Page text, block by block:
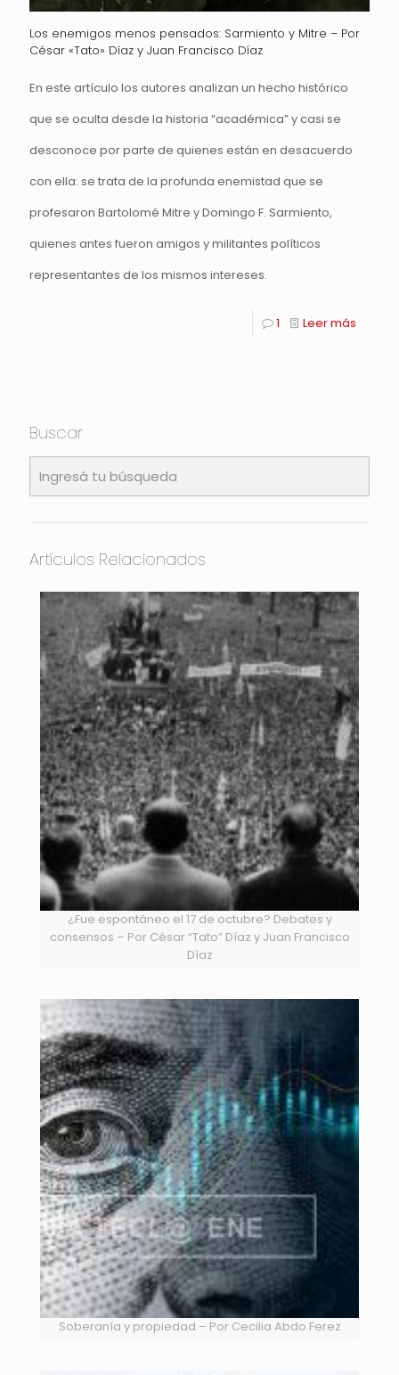
Los enemigos menos pensados: Sarmiento y Mitre – Por
César «Tato» Díaz y Juan Francisco Díaz
En este artículo los autores analizan un hecho histórico
que se oculta desde la historia “académica” y casi se
desconoce por parte de quienes están en desacuerdo
con ella: se trata de la profunda enemistad que se
profesaron Bartolomé Mitre y Domingo F. Sarmiento,
quienes antes fueron amigos y militantes políticos
representantes de los mismos intereses.
1 Leer más
Buscar
Artículos Relacionados
¿Fue espontáneo el 17 de octubre? Debates y
consensos – Por César “Tato” Díaz y Juan Francisco
Díaz
Soberanía y propiedad – Por Cecilia Abdo Ferez